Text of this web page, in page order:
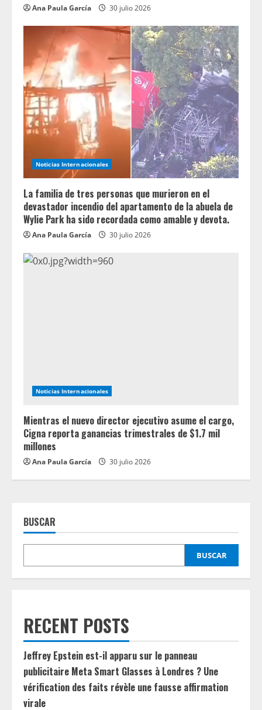
Ana Paula García 30 julio 2026
Noticias Internacionales
La familia de tres personas que murieron en el
devastador incendio del apartamento de la abuela de
Wylie Park ha sido recordada como amable y devota.
Ana Paula García 30 julio 2026
Noticias Internacionales
Mientras el nuevo director ejecutivo asume el cargo,
Cigna reporta ganancias trimestrales de $1.7 mil
millones
Ana Paula García 30 julio 2026
BUSCAR
BUSCAR
RECENT POSTS
Jeffrey Epstein est-il apparu sur le panneau
publicitaire Meta Smart Glasses à Londres ? Une
vérification des faits révèle une fausse affirmation
virale